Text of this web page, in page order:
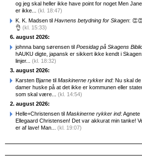
og jeg skal heller ikke have point for noget Men
er ikke... (kl. 18:47)
K. K. Madsen til Havnens betydning for Skagen:
👌 (kl. 15:33)
6. august 2026:
johnna bang sørensen til Poesidag på Skagens
hAUKU digte, japansk er sikkert ikke kendt i
linjer... (kl. 18:32)
3. august 2026:
Karsten Bjarne til Maskinerne rykker ind: Nu skal de
damer huske på at det ikke er kommunen eller
som skal være... (kl. 14:54)
2. august 2026:
Helle+Christensen til Maskinerne rykker ind: Agnete
Ellegaard Christensen! Det var akkurat min tanke!
er af lave! Man... (kl. 19:07)